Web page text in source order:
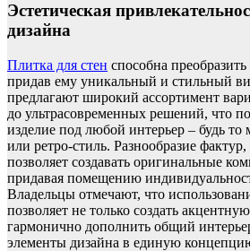
Эстетическая
дизайна
Плитка для стен способна
придав ему уникальный и стильный
предлагают широкий ассортимент
до ультрасовременных решений, что
изделие под любой интерьер – будь
или ретро-стиль. Разнообразие
позволяет создавать оригинальные
придавая помещению
Владельцы отмечают, что
позволяет не только создать
гармонично дополнить общий
элементы дизайна в единую